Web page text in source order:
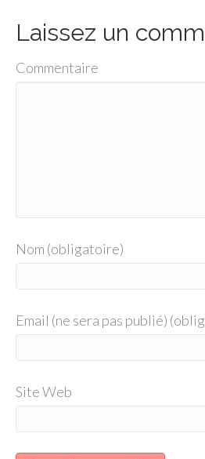
Laissez un
Commentaire
Nom (obligatoire)
Email (ne sera pas publié)
Site Web